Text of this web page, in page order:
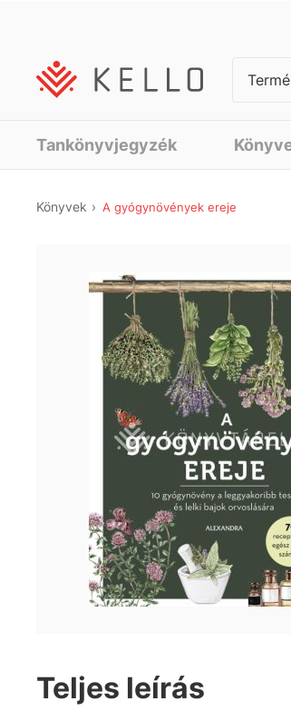
Tankönyvjegyzék
Könyvek A gyógynövények ereje
Teljes leírás